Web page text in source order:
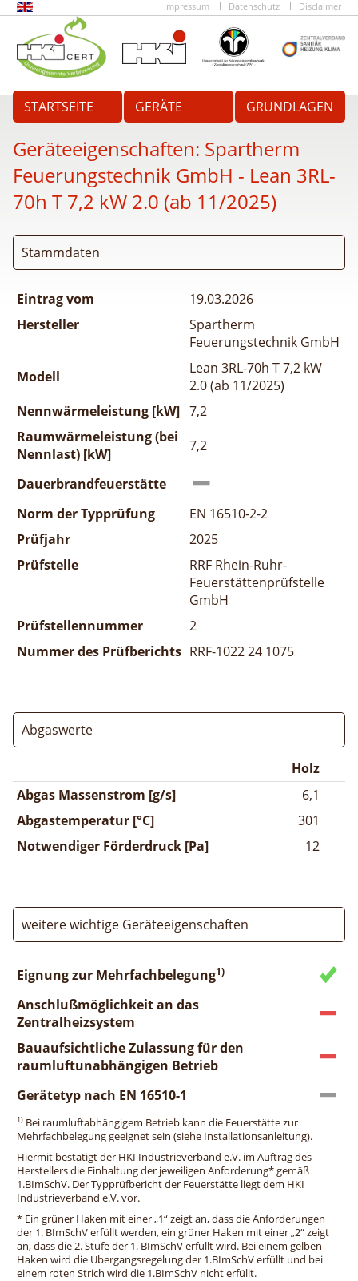
Impressum Datenschutz Disclaimer
STARTSEITE GERÄTE GRUNDLAGEN
Geräteeigenschaften: Spartherm
Feuerungstechnik GmbH - Lean 3RL-
70h T 7,2 kW 2.0 (ab 11/2025)
Stammdaten
Eintrag vom
19.03.2026
Hersteller
Spartherm
Feuerungstechnik GmbH
Modell
Lean 3RL-70h T 7,2 kW
2.0 (ab 11/2025)
Nennwärmeleistung [kW] 7,2
Raumwärmeleistung (bei
Nennlast) [kW]
7,2
Dauerbrandfeuerstätte
Norm der Typprüfung
EN 16510-2-2
Prüfjahr
2025
Prüfstelle
RRF Rhein-Ruhr-
Feuerstättenprüfstelle
GmbH
Prüfstellennummer
2
Nummer des Prüfberichts RRF-1022 24 1075
Abgaswerte
Holz
Abgas Massenstrom [g/s]
6,1
Abgastemperatur [°C]
301
Notwendiger Förderdruck [Pa]
12
weitere wichtige Geräteeigenschaften
Eignung zur Mehrfachbelegung1)
Anschlußmöglichkeit an das
Zentralheizsystem
Bauaufsichtliche Zulassung für den
raumluftunabhängigen Betrieb
Gerätetyp nach EN 16510-1
1) Bei raumluftabhängigem Betrieb kann die Feuerstätte zur
Mehrfachbelegung geeignet sein (siehe Installationsanleitung).
Hiermit bestätigt der HKI Industrieverband e.V. im Auftrag des
Herstellers die Einhaltung der jeweiligen Anforderung* gemäß
1.BImSchV. Der Typprüfbericht der Feuerstätte liegt dem HKI
Industrieverband e.V. vor.
* Ein grüner Haken mit einer „1“ zeigt an, dass die Anforderungen
der 1. BImSchV erfüllt werden, ein grüner Haken mit einer „2“ zeigt
an, dass die 2. Stufe der 1. BImSchV erfüllt wird. Bei einem gelben
Haken wird die Übergangsregelung der 1.BImSchV erfüllt und bei
einem roten Strich wird die 1.BImSchV nicht erfüllt.